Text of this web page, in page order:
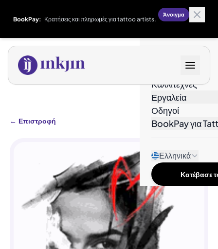
BookPay: Κρατήσεις και πληρωμές για tattoo artists.
Άνοιγμα
Καλλιτέχνες
Εργαλεία
Οδηγοί
BookPay για
Ελληνικά
Κατέβασε
← Επιστροφή